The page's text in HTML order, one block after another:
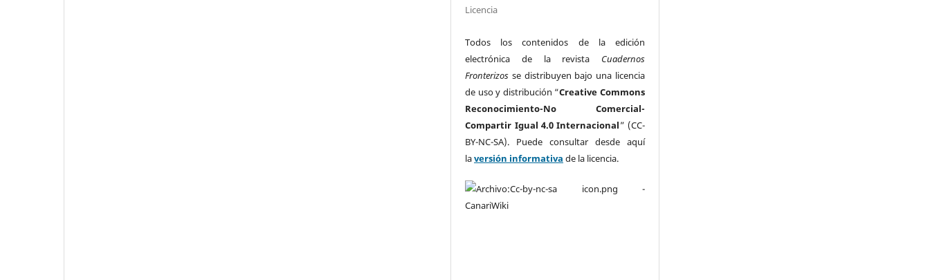
Licencia
Todos los contenidos de la edición
electrónica de la revista Cuadernos
Fronterizos se distribuyen bajo una licencia
de uso y distribución “Creative Commons
Reconocimiento-No Comercial-
Compartir Igual 4.0 Internacional” (CC-
BY-NC-SA). Puede consultar desde aquí
laversión informativa de la licencia.